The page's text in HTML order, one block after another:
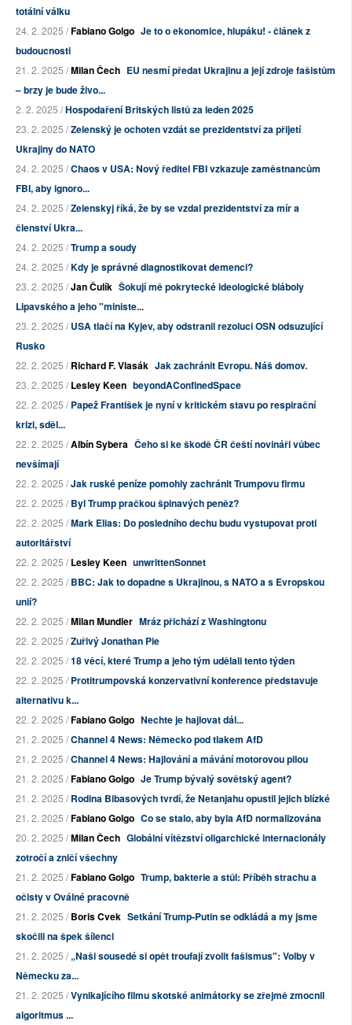
totální válku
24. 2. 2025 /Fabiano Golgo Je to o ekonomice, hlupáku! - článek z
budoucnosti
21. 2. 2025 /Milan Čech EU nesmí předat Ukrajinu a její zdroje fašistům
– brzy je bude živo...
2. 2. 2025 /Hospodaření Britských listů za leden 2025
23. 2. 2025 /Zelenský je ochoten vzdát se prezidentství za přijetí
Ukrajiny do NATO
24. 2. 2025 /Chaos v USA: Nový ředitel FBI vzkazuje zaměstnancům
FBI, aby ignoro...
24. 2. 2025 /Zelenskyj říká, že by se vzdal prezidentství za mír a
členství Ukra...
24. 2. 2025 /Trump a soudy
24. 2. 2025 /Kdy je správné diagnostikovat demenci?
23. 2. 2025 /Jan Čulík Šokují mě pokrytecké ideologické bláboly
Lipavského a jeho "ministe...
23. 2. 2025 /USA tlačí na Kyjev, aby odstranil rezoluci OSN odsuzující
Rusko
22. 2. 2025 /Richard F. Vlasák Jak zachránit Evropu. Náš domov.
23. 2. 2025 /Lesley Keen beyondAConfinedSpace
22. 2. 2025 /Papež František je nyní v kritickém stavu po respirační
krizi, sděl...
22. 2. 2025 /Albín Sybera Čeho si ke škodě ČR čeští novináři vůbec
nevšímají
22. 2. 2025 /Jak ruské peníze pomohly zachránit Trumpovu firmu
22. 2. 2025 /Byl Trump pračkou špinavých peněz?
22. 2. 2025 /Mark Elias: Do posledního dechu budu vystupovat proti
autoritářství
22. 2. 2025 /Lesley Keen unwrittenSonnet
22. 2. 2025 /BBC: Jak to dopadne s Ukrajinou, s NATO a s Evropskou
unií?
22. 2. 2025 /Milan Mundier Mráz přichází z Washingtonu
22. 2. 2025 /Zuřivý Jonathan Pie
22. 2. 2025 /18 věcí, které Trump a jeho tým udělali tento týden
22. 2. 2025 /Protitrumpovská konzervativní konference představuje
alternativu k...
22. 2. 2025 /Fabiano Golgo Nechte je hajlovat dál...
21. 2. 2025 /Channel 4 News: Německo pod tlakem AfD
21. 2. 2025 /Channel 4 News: Hajlování a mávání motorovou pilou
21. 2. 2025 /Fabiano Golgo Je Trump bývalý sovětský agent?
21. 2. 2025 /Rodina Bibasových tvrdí, že Netanjahu opustil jejich blízké
21. 2. 2025 /Fabiano Golgo Co se stalo, aby byla AfD normalizována
20. 2. 2025 /Milan Čech Globální vítězství oligarchické internacionály
zotročí a zničí všechny
21. 2. 2025 /Fabiano Golgo Trump, bakterie a stůl: Příběh strachu a
očisty v Oválné pracovně
21. 2. 2025 /Boris Cvek Setkání Trump-Putin se odkládá a my jsme
skočili na špek šílenci
21. 2. 2025 /„Naši sousedé si opět troufají zvolit fašismus": Volby v
Německu za...
21. 2. 2025 /Vynikajícího filmu skotské animátorky se zřejmě zmocnil
algoritmus ...